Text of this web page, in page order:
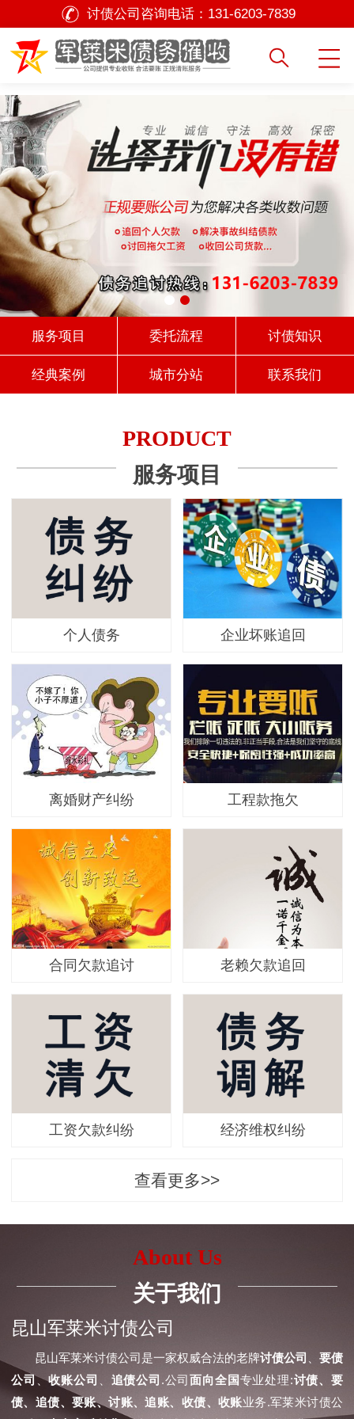
讨债公司咨询电话： 131-6203-7839
服务项目 委托流程 讨债知识
经典案例 城市分站 联系我们
PRODUCT
服务项目
个人债务 企业坏账追回
离婚财产纠纷 工程款拖欠
合同欠款追讨 老赖欠款追回
工资欠款纠纷 经济维权纠纷
查看更多>>
About Us
关于我们
昆山军莱米讨债公司
昆山军莱米讨债公司是一家权威合法的老牌讨债公司
要债
公司、收账公司 追债公司 .公司面向全国专业处理:讨债、要
债、追债、要账、讨账、追账、收债、收账业务.军莱米讨债公